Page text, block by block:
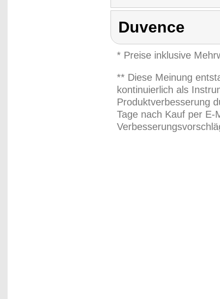
Duvence
* Preise inklusive
** Diese Meinung
kontinuierlich als
Produktverbesserung
Tage nach Kauf per E-